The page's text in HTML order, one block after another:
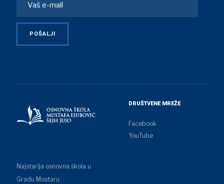
Najstarija osnovna škola u
Gradu Mostaru.
DRUŠTVENE MREŽE
Facebook
YouTube